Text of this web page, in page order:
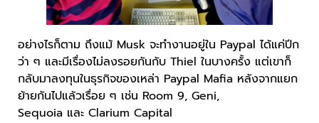
อย่างไรก็ตาม ถึงแม้ Musk จะทำงานอยู่ใน Paypal ได้แค่ปีก
ว่า ๆ และมีเรื่องไม่ลงรอยกันกับ Thiel ในบางครั้ง แต่เขาก็
กลับมาลงทุนในธุรกิจของเหล่า Paypal Mafia หลังจากแยก
ย้ายกันไปแล้วเรื่อย ๆ เช่น Room 9, Geni,
Sequoia และ Clarium Capital